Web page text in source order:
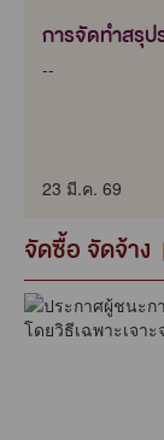
การจัดทำสรุ
--
23 มี.ค. 69
จัดซื้อ จัดจ้าง